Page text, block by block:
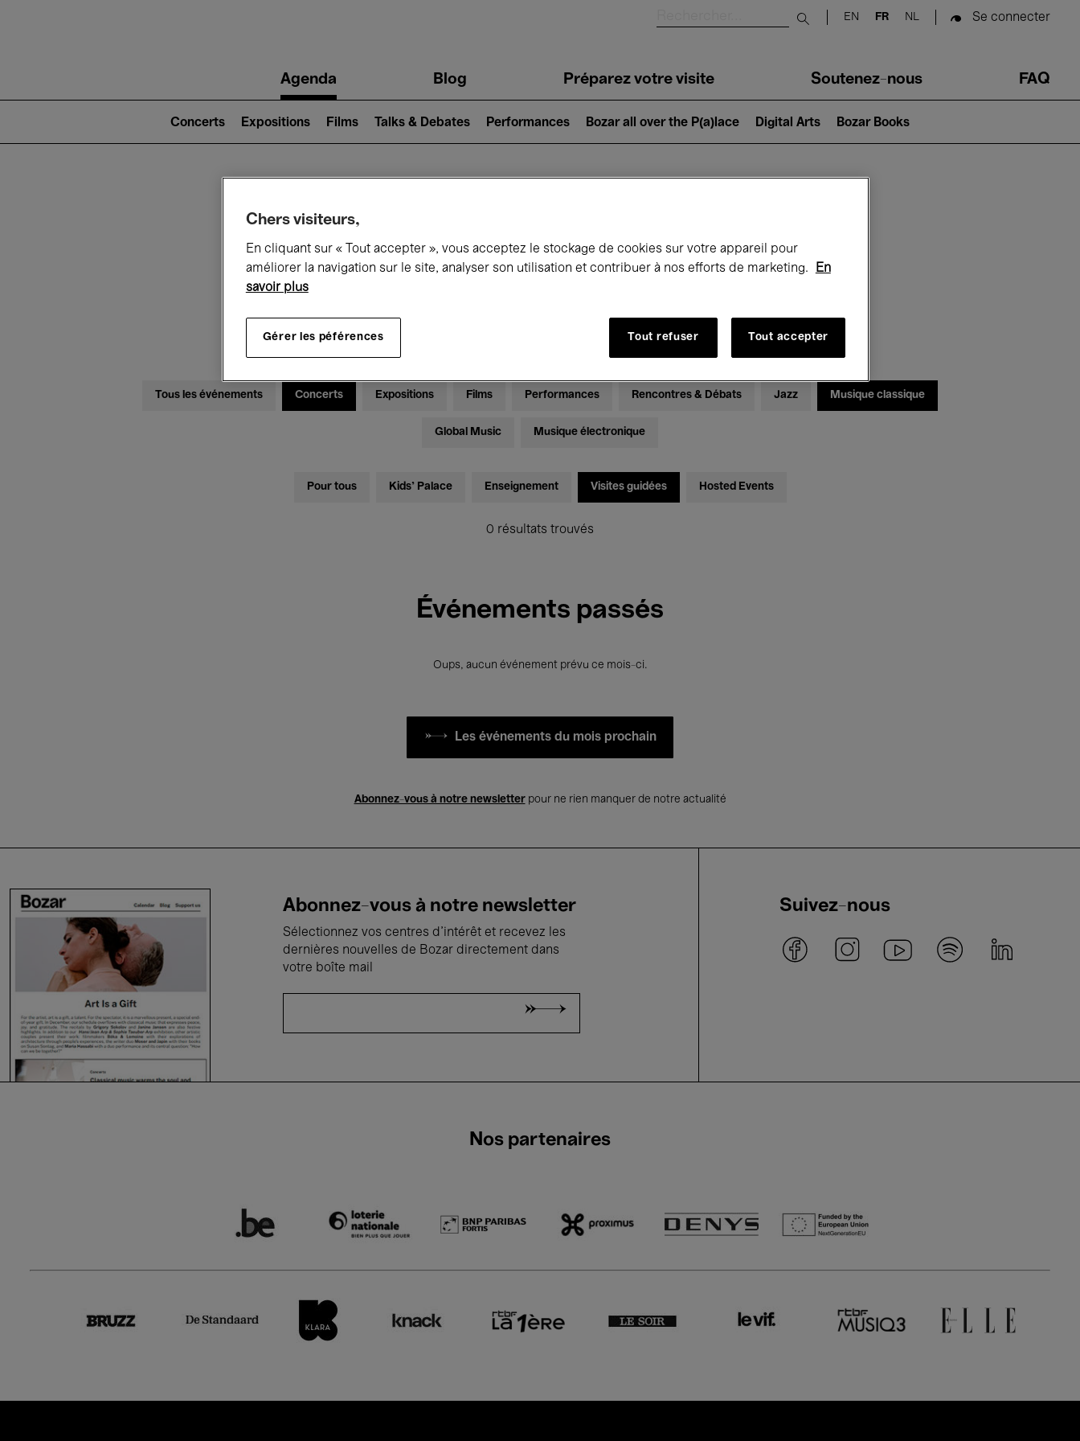
Submit search
EN FR NL Se connecter
navigationAgenda Blog Préparez votre visite Soutenez-nous FAQ
2)
Concerts Expositions Films Talks & Debates Performances Bozar all over the P(a)lace Digital Arts Bozar Books
Ce qui se passe à Bozar
Tous les événements Concerts Expositions Films Performances Rencontres & Débats Jazz Musique classique
Global Music Musique électronique
Pour tous Kids’ Palace Enseignement Visites guidées Hosted Events
0 résultats trouvés
Événements passés
Oups, aucun événement prévu ce mois-ci.
Les événements du mois prochain
Abonnez-vous à notre newsletterpour ne rien manquer de notre actualité
Abonnez-vous à notre newsletter
Sélectionnez vos centres d'intérêt et recevez les
dernières nouvelles de Bozar directement dans
votre boîte mail
Suivez-nous
Nos partenaires
Chers visiteurs,
En cliquant sur « Tout accepter », vous acceptez le stockage de cookies sur votre appareil pour
améliorer la navigation sur le site, analyser son utilisation et contribuer à nos efforts de marketing.
En
savoir plus
Gérer les péférences Tout refuser Tout accepter